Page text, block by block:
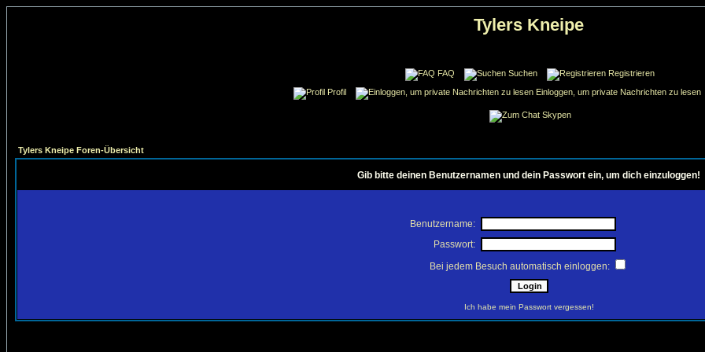
Tylers Kneipe
FAQ Suchen
Registrieren
Profil
Einloggen, um private Nachrichten zu lesen
Skypen
Tylers Kneipe Foren-Übersicht
Gib bitte deinen Benutzernamen und dein Passwort ein, um dich einzuloggen!
Benutzername:
Passwort:
Bei jedem Besuch automatisch einloggen:
Ich habe mein Passwort vergessen!